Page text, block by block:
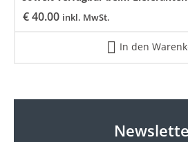
€40.00 inkl. MwSt.
In den